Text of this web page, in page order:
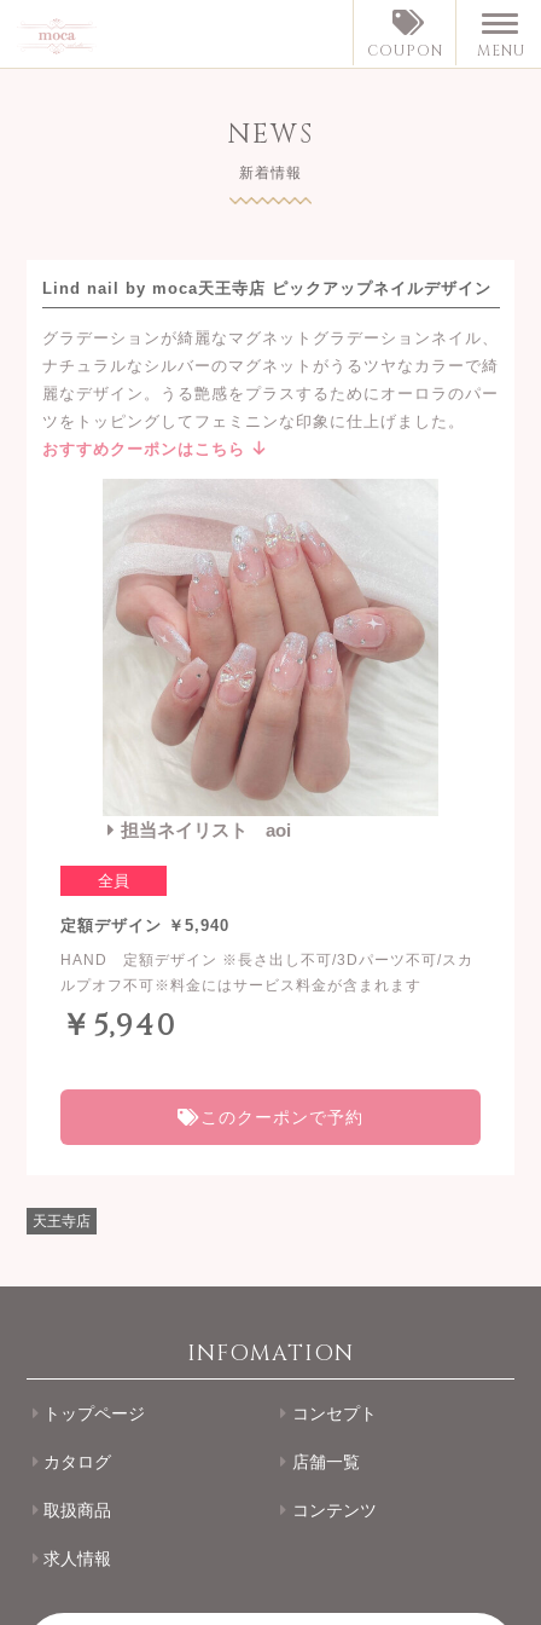
COUPON MENU
NEWS
新着情報
Lind nail by moca天王寺店 ピックアップネイルデザイン
グラデーションが綺麗なマグネットグラデーションネイル、
ナチュラルなシルバーのマグネットがうるツヤなカラーで綺
麗なデザイン。うる艶感をプラスするためにオーロラのパー
ツをトッピングしてフェミニンな印象に仕上げました。
おすすめクーポンはこちら
担当ネイリスト aoi
全員
定額デザイン ￥5,940
HAND 定額デザイン ※長さ出し不可/3Dパーツ不可/スカ
ルプオフ不可※料金にはサービス料金が含まれます
￥5,940
このクーポンで予約
天王寺店
INFOMATION
トップページ コンセプト
カタログ 店舗一覧
取扱商品 コンテンツ
求人情報